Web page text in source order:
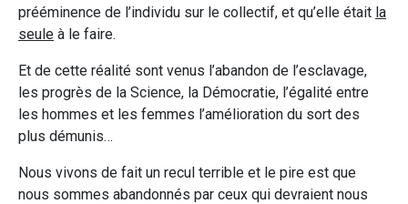
prééminence de l’individu sur le collectif, et qu’elle était la
seule à le faire.
Et de cette réalité sont venus l’abandon de l’esclavage,
les progrès de la Science, la Démocratie, l’égalité entre
les hommes et les femmes l’amélioration du sort des
plus démunis…
Nous vivons de fait un recul terrible et le pire est que
nous sommes abandonnés par ceux qui devraient nous